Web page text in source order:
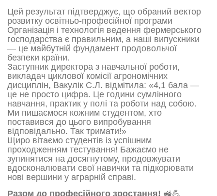
Цей результат підтверджує, що обраний вектор
розвитку освітньо-професійної програми
Організація і технологія ведення фермерського
господарства є правильним, а наші випускники
— це майбутній фундамент продовольчої
безпеки країни.
Заступник директора з навчальної роботи,
викладач циклової комісії агрономічних
дисциплін, Вакулік С.Л. відмітила: «4,1 бала —
це не просто цифра. Це години сумлінного
навчання, практик у полі та роботи над собою.
Ми пишаємося кожним студентом, хто
поставився до цього випробування
відповідально. Так тримати!»
Щиро вітаємо студентів із успішним
проходженням тестування! Бажаємо не
зупинятися на досягнутому, продовжувати
вдосконалювати свої навички та підкорювати
нові вершини у аграрній справі.
Разом до професійного зростання! 🚜💪